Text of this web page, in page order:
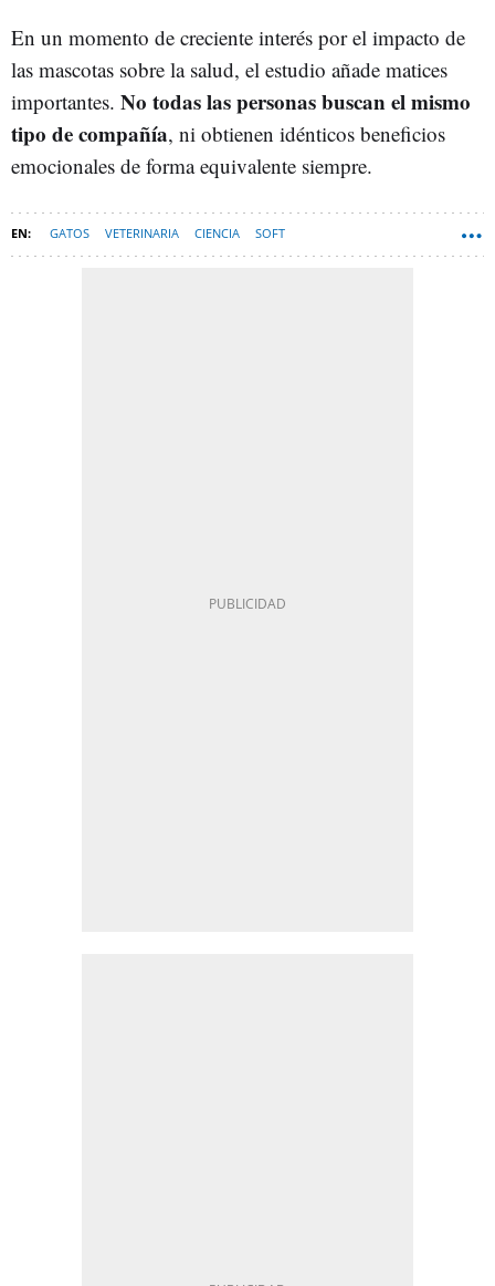
En un momento de creciente interés por el impacto de
las mascotas sobre la salud, el estudio añade matices
importantes. No todas las personas buscan el mismo
tipo de compañía, ni obtienen idénticos beneficios
emocionales de forma equivalente siempre.
GATOS VETERINARIA CIENCIA SOFT